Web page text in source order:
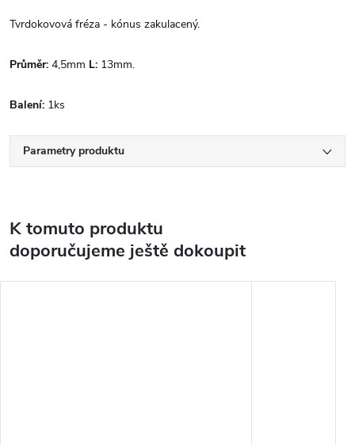
Tvrdokovová fréza - kónus zakulacený.
Průměr: 4,5mm L: 13mm.
Balení: 1ks
Parametry produktu
K tomuto produktu
doporučujeme ještě dokoupit